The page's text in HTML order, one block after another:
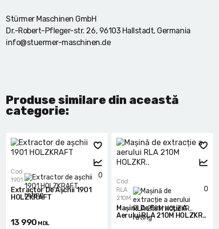
Stürmer Maschinen GmbH
Dr.-Robert-Pfleger-str. 26, 96103 Hallstadt, Germania
info@stuermer-maschinen.de
Produse similare din această
categorie:
0
Cod:
1901
Extractor De Așchii 1901
HOLZKRAFT
13 990 MDL
0
Cod:
RLA
210M
Mașină De Extracție A
Aerului RLA 210M HOLZKR..